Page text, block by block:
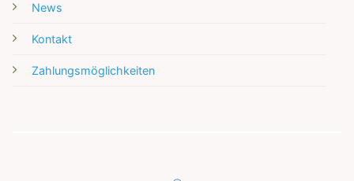
News
Kontakt
Zahlungsmöglichkeiten